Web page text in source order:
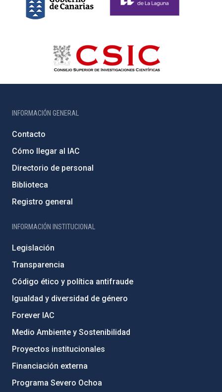
INFORMACIÓN GENERAL
Contacto
Cómo llegar al IAC
Directorio de personal
Biblioteca
Registro general
INFORMACIÓN INSTITUCIONAL
Legislación
Transparencia
Código ético y política antifraude
Igualdad y diversidad de género
Forever IAC
Medio Ambiente y Sostenibilidad
Proyectos institucionales
Financiación externa
Programa Severo Ochoa